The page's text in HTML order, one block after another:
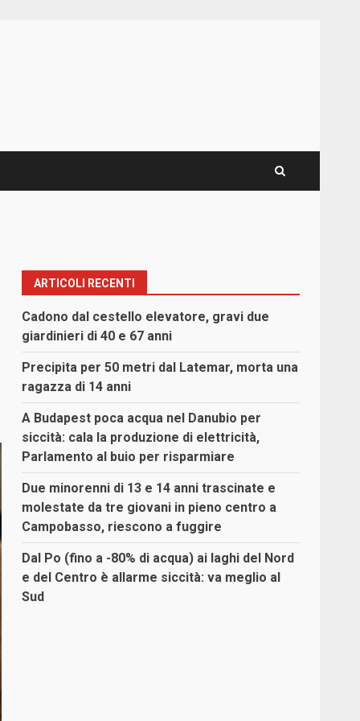
ARTICOLI RECENTI
Cadono dal cestello elevatore, gravi due
giardinieri di 40 e 67 anni
Precipita per 50 metri dal Latemar, morta una
ragazza di 14 anni
A Budapest poca acqua nel Danubio per
siccità: cala la produzione di elettricità,
Parlamento al buio per risparmiare
Due minorenni di 13 e 14 anni trascinate e
molestate da tre giovani in pieno centro a
Campobasso, riescono a fuggire
Dal Po (fino a -80% di acqua) ai laghi del Nord
e del Centro è allarme siccità: va meglio al
Sud